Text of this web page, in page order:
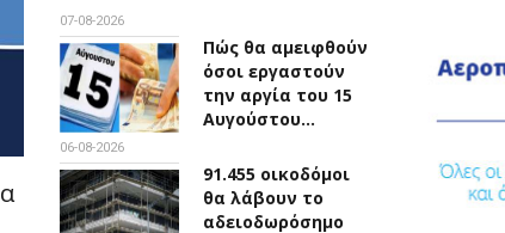
07-08-2026
Πώς θα αμειφθούν
όσοι εργαστούν
την αργία του 15
Αυγούστου…
06-08-2026
91.455 οικοδόμοι
θα λάβουν το
αδειοδωρόσημο